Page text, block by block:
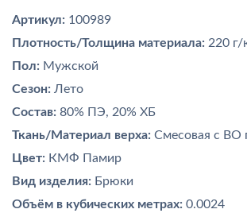
Артикул: 100989
Плотность/Толщина материала: 220 г/
Пол: Мужской
Сезон: Лето
Состав: 80% ПЭ, 20% ХБ
Ткань/Материал верха: Смесовая с ВО
Цвет: КМФ Памир
Вид изделия: Брюки
Объём в кубических метрах: 0.0024